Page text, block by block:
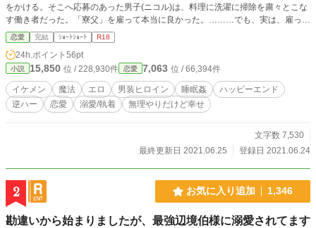
をかける。そこへ応募のあった男子(ニコル)は、料理に洗濯に掃除を粛々とこな
す働き者だった。「寮父」を雇って本当に良かった。………でも、実は、雇った
「寮父」は男子ではなくて。R18。睡眠姦、複数Pあり。エロ閲覧注意。合意の
ない行為だらけだけど皆幸せ。
恋愛 完結 ｼｮｰﾄｼｮｰﾄ R18
24h.ポイント 56pt
小説 15,850 位 / 228,930件 恋愛 7,063 位 / 66,394件
イケメン 魔法 エロ 男装ヒロイン 睡眠姦
ハッピーエンド
逆ハー
恋愛 溺愛/執着 無理やりだけど幸せ
文字数 7,530
最終更新日 2021.06.25
登録日 2021.06.24
2 お気に入り追加 1,346
勘違いから始まりましたが、最強辺境伯様に溺愛されてます